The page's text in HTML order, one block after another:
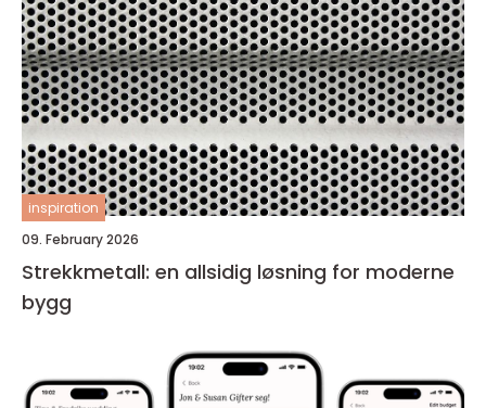
inspiration
09. February 2026
Strekkmetall: en allsidig løsning for moderne
bygg